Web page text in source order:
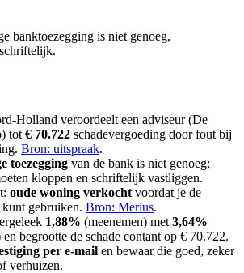
banktoezegging is niet genoeg,
Holland veroordeelt een adviseur (De
tot € 70.722 schadevergoeding door fout bij
Bron: uitspraak.
toezegging van de bank is niet genoeg;
kloppen en schriftelijk vastliggen.
oude woning verkocht voordat je de
gebruiken. Bron: Merius.
1,88% (meenemen) met 3,64%
begrootte de schade contant op € 70.722.
per e-mail en bewaar die goed, zeker
verhuizen.